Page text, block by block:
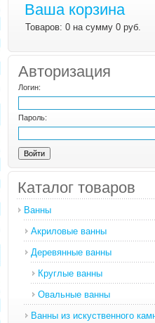
Ваша корзина
Товаров: 0 на сумму 0 руб.
Авторизация
Логин:
Пароль:
Каталог товаров
Ванны
Акриловые ванны
Деревянные ванны
Круглые ванны
Овальные ванны
Ванны из искуственного